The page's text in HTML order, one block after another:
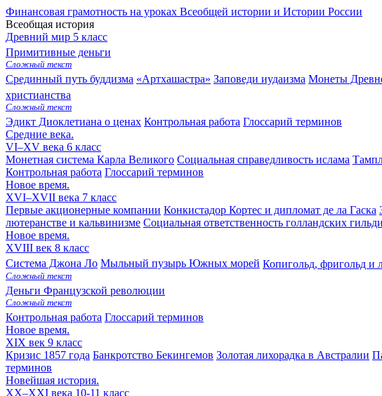
Финансовая грамотность на уроках Всеобщей истории и Истории России
Всеобщая история
Древний мир 5 класс
Примитивные деньги
Сложный текст
Срединный путь буддизма «Артхашастра» Заповеди иудаизма Монеты
христианства
Сложный текст
Эдикт Диоклетиана о ценах Контрольная работа Глоссарий терминов
Средние века.
VI–XV века 6 класс
Монетная система Карла Великого Социальная справедливость ислама
Контрольная работа Глоссарий терминов
Новое время.
XVI–XVII века 7 класс
Первые акционерные компании Конкистадор Кортес и дипломат де ла Гаска
лютеранстве и кальвинизме Социальная ответственность голландских
Новое время.
XVIII век 8 класс
Система Джона Ло Мыльный пузырь Южных морей Копигольд, фригольд и
Сложный текст
Деньги Французской революции
Сложный текст
Контрольная работа Глоссарий терминов
Новое время.
XIX век 9 класс
Кризис 1857 года Банкротство Бекингемов Золотая лихорадка в Австралии
терминов
Новейшая история.
XX–XXI века 10-11 класс